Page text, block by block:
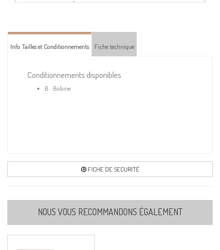
51-ÉCRU
Info Tailles et Conditionnements Fiche technique
Conditionnements disponibles
B : Bobine
FICHE DE SECURITÉ
NOUS VOUS RECOMMANDONS ÉGALEMENT